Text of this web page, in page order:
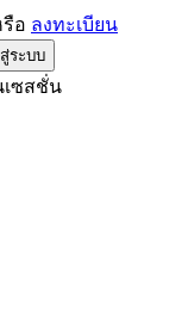
อ ลงทะเบียน
เซสชั่น